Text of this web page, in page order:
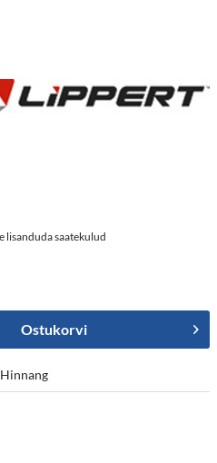
lisanduda saatekulud
Ostukorvi
Hinnang